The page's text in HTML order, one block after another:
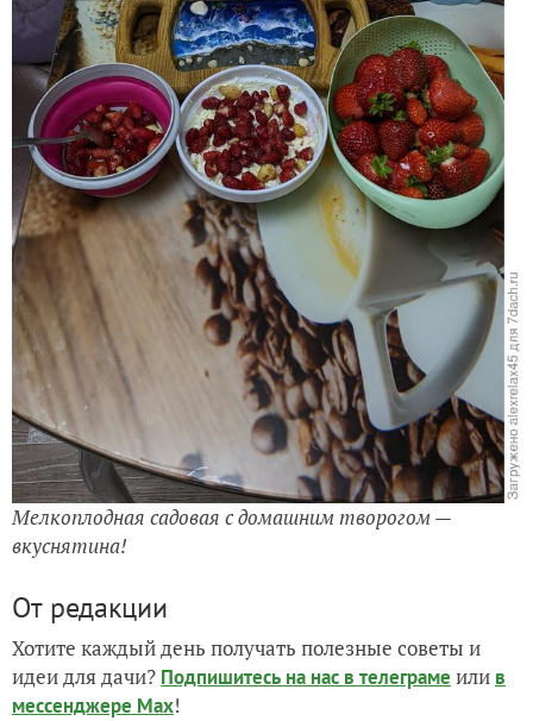
Мелкоплодная садовая с домашним творогом —
вкуснятина!
От редакции
Хотите каждый день получать полезные советы и
идеи для дачи? Подпишитесь на нас в телеграме или в
мессенджере Max!